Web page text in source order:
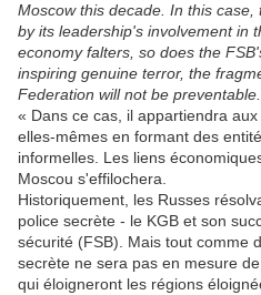
Moscow this decade. In this
by its leadership's involvement in
economy falters, so does the
inspiring genuine terror, the
Federation will not be
« Dans ce cas, il appartiendra
elles-mêmes en formant des
informelles. Les liens
Moscou s'effilochera.
Historiquement, les Russes
police secrète - le KGB et son
sécurité (FSB). Mais tout comme
secrète ne sera pas en mesure
qui éloigneront les régions